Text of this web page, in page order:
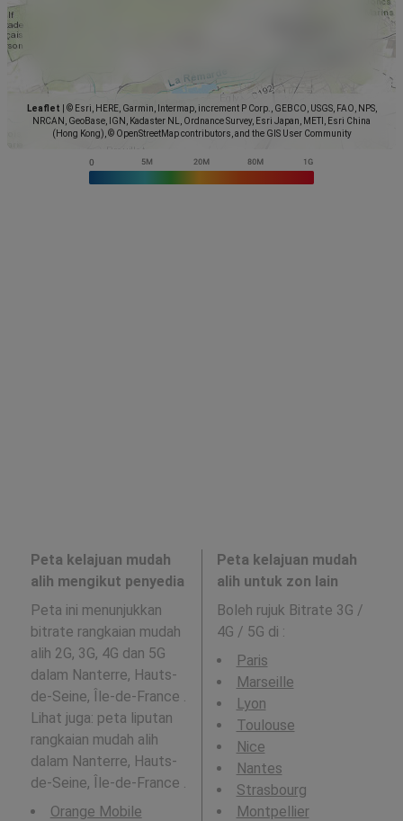
Leaflet
© Esri, HERE, Garmin, Intermap, increment P Corp., GEBCO, USGS, FAO, NPS,
NRCAN, GeoBase, IGN, Kadaster NL, Ordnance Survey, Esri Japan, METI, Esri China
(Hong Kong), © OpenStreetMap contributors, and the GIS User Community
Peta kelajuan mudah
alih mengikut penyedia
Peta ini menunjukkan
bitrate rangkaian mudah
alih 2G, 3G, 4G dan 5G
dalam Nanterre, Hauts-
de-Seine, Île-de-France .
Lihat juga: peta liputan
rangkaian mudah alih
dalam Nanterre, Hauts-
de-Seine, Île-de-France .
Orange Mobile
Peta kelajuan mudah
alih untuk zon lain
Boleh rujuk Bitrate 3G /
4G / 5G di :
Paris
Marseille
Lyon
Toulouse
Nice
Nantes
Strasbourg
Montpellier